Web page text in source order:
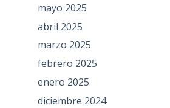
mayo 2025
abril 2025
marzo 2025
febrero 2025
enero 2025
diciembre 2024